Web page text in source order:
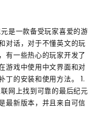
是一款备受玩家喜爱的游
对话，对于不懂英文的玩
有一些热心的玩家开发了
游戏中使用中文界面和对
丁的安装和使用方法。 1.
网上找到可靠的最后纪元
最新版本，并且来自可信